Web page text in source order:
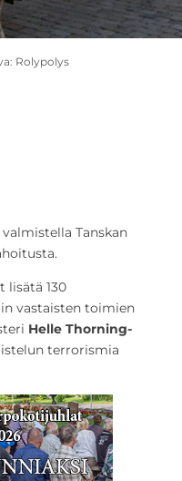
Rolypolys
Tanskan
lisätä 130
vastaisten toimien
Helle Thorning-
terrorismia